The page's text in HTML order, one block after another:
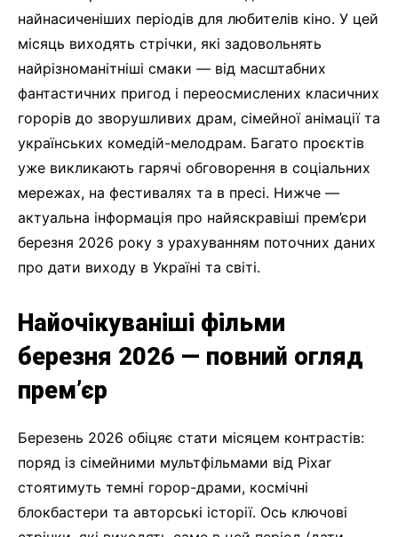
найнасиченіших періодів для любителів кіно. У цей
місяць виходять стрічки, які задовольнять
найрізноманітніші смаки — від масштабних
фантастичних пригод і переосмислених класичних
горорів до зворушливих драм, сімейної анімації та
українських комедій-мелодрам. Багато проєктів
уже викликають гарячі обговорення в соціальних
мережах, на фестивалях та в пресі. Нижче —
актуальна інформація про найяскравіші прем’єри
березня 2026 року з урахуванням поточних даних
про дати виходу в Україні та світі.
Найочікуваніші фільми
березня 2026 — повний огляд
прем’єр
Березень 2026 обіцяє стати місяцем контрастів:
поряд із сімейними мультфільмами від Pixar
стоятимуть темні горор-драми, космічні
блокбастери та авторські історії. Ось ключові